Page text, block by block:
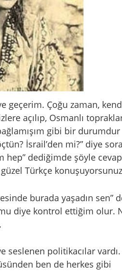
geçerim. Çoğu zaman,
açılıp, Osmanlı
gibi bir durumdur
İsrail’den mi?” diye
hep” dediğimde şöyle cevap
Türkçe
burada yaşadın sen”
diye kontrol ettiğim olur.
politikacılar vardı.
ben de herkes gibi